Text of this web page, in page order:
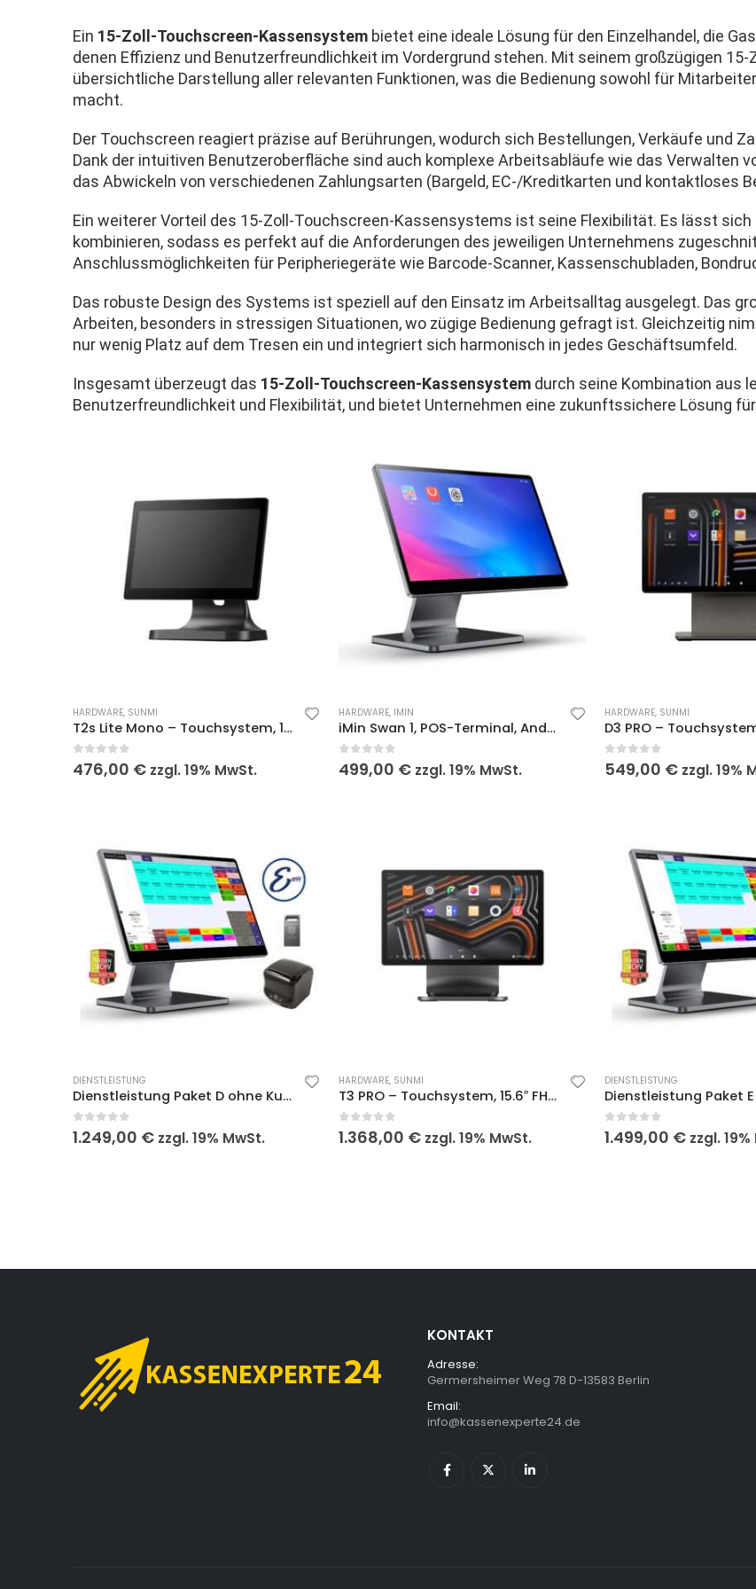
Ein 15-Zoll-Touchscreen-Kassensystem bietet eine ideale Lösung für den Einzelhandel, die
denen Effizienz und Benutzerfreundlichkeit im Vordergrund stehen. Mit seinem großzügigen
übersichtliche Darstellung aller relevanten Funktionen, was die Bedienung sowohl für
macht.
Der Touchscreen reagiert präzise auf Berührungen, wodurch sich Bestellungen, Verkäufe und
Dank der intuitiven Benutzeroberfläche sind auch komplexe Arbeitsabläufe wie das Verwalten
das Abwickeln von verschiedenen Zahlungsarten (Bargeld, EC-/Kreditkarten und kontaktloses
Ein weiterer Vorteil des 15-Zoll-Touchscreen-Kassensystems ist seine Flexibilität. Es lässt
kombinieren, sodass es perfekt auf die Anforderungen des jeweiligen Unternehmens
Anschlussmöglichkeiten für Peripheriegeräte wie Barcode-Scanner, Kassenschubladen,
Das robuste Design des Systems ist speziell auf den Einsatz im Arbeitsalltag ausgelegt. Das
Arbeiten, besonders in stressigen Situationen, wo zügige Bedienung gefragt ist. Gleichzeitig
nur wenig Platz auf dem Tresen ein und integriert sich harmonisch in jedes Geschäftsumfeld.
Insgesamt überzeugt das 15-Zoll-Touchscreen-Kassensystem durch seine Kombination aus
Benutzerfreundlichkeit und Flexibilität, und bietet Unternehmen eine zukunftssichere Lösung
HARDWARE, SUNMI
T2s Lite Mono – Touchsystem, 15.6″ FHD kapazitiver Touchscreen
0out of 5
476,00 € zzgl. 19% MwSt.
HARDWARE, IMIN
iMin Swan 1, POS-Terminal, Android, 15,6″ Touchscreen
0out of 5
499,00 € zzgl. 19% MwSt.
HARDWARE, SUNMI
0out of 5
549,00 € zzgl. 19%
DIENSTLEISTUNG
Dienstleistung Paket D ohne Kundenmonitor
0 out of 5
1.249,00 € zzgl. 19% MwSt.
HARDWARE, SUNMI
T3 PRO – Touchsystem, 15.6″ FHD kapazitiver Touchscreen
0 out of 5
1.368,00 € zzgl. 19% MwSt.
DIENSTLEISTUNG
0 out of 5
1.499,00 € zzgl.
KONTAKT
Adresse:
Germersheimer Weg 78 D-13583 Berlin
Email:
info@kassenexperte24.de